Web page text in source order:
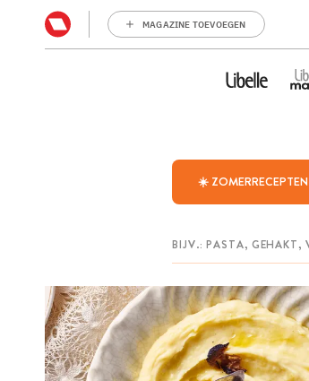
MAGAZINE TOEVOEGEN
☀️ ZOMERRECEPTEN